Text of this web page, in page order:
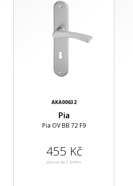
AKA00632
Pia
Pia OV BB 72 F9
455 Kč
(Cena bez DPH)